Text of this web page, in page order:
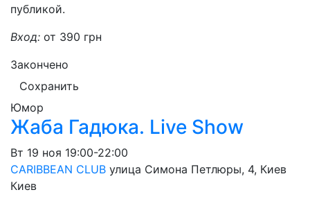
публикой.
Вход: от 390 грн
Закончено
Сохранить
Юмор
Жаба Гадюка. Live Show
Вт 19 ноя 19:00-22:00
CARIBBEAN CLUB улица Симона Петлюры, 4, Киев
Киев